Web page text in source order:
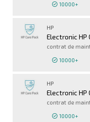
10000+
HP
contrat de
10000+
HP
Electronic HP
contrat de
10000+